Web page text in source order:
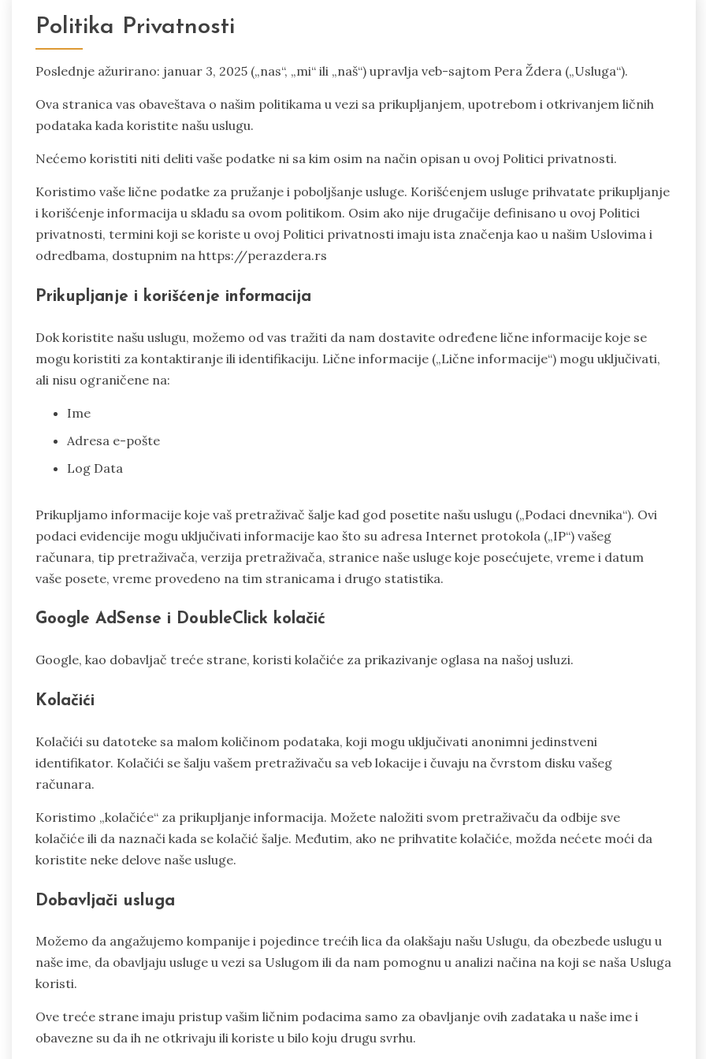
Politika Privatnosti
Poslednje ažurirano: januar 3, 2025 („nas“, „mi“ ili „naš“) upravlja veb-sajtom Pera Ždera („Usluga“).
Ova stranica vas obaveštava o našim politikama u vezi sa prikupljanjem, upotrebom i otkrivanjem ličnih
podataka kada koristite našu uslugu.
Nećemo koristiti niti deliti vaše podatke ni sa kim osim na način opisan u ovoj Politici privatnosti.
Koristimo vaše lične podatke za pružanje i poboljšanje usluge. Korišćenjem usluge prihvatate prikupljanje
i korišćenje informacija u skladu sa ovom politikom. Osim ako nije drugačije definisano u ovoj Politici
privatnosti, termini koji se koriste u ovoj Politici privatnosti imaju ista značenja kao u našim Uslovima i
odredbama, dostupnim na https://perazdera.rs
Prikupljanje i korišćenje informacija
Dok koristite našu uslugu, možemo od vas tražiti da nam dostavite određene lične informacije koje se
mogu koristiti za kontaktiranje ili identifikaciju. Lične informacije („Lične informacije“) mogu uključivati,
ali nisu ograničene na:
Ime
Adresa e-pošte
Log Data
Prikupljamo informacije koje vaš pretraživač šalje kad god posetite našu uslugu („Podaci dnevnika“). Ovi
podaci evidencije mogu uključivati informacije kao što su adresa Internet protokola („IP“) vašeg
računara, tip pretraživača, verzija pretraživača, stranice naše usluge koje posećujete, vreme i datum
vaše posete, vreme provedeno na tim stranicama i drugo statistika.
Google AdSense i DoubleClick kolačić
Google, kao dobavljač treće strane, koristi kolačiće za prikazivanje oglasa na našoj usluzi.
Kolačići
Kolačići su datoteke sa malom količinom podataka, koji mogu uključivati anonimni jedinstveni
identifikator. Kolačići se šalju vašem pretraživaču sa veb lokacije i čuvaju na čvrstom disku vašeg
računara.
Koristimo „kolačiće“ za prikupljanje informacija. Možete naložiti svom pretraživaču da odbije sve
kolačiće ili da naznači kada se kolačić šalje. Međutim, ako ne prihvatite kolačiće, možda nećete moći da
koristite neke delove naše usluge.
Dobavljači usluga
Možemo da angažujemo kompanije i pojedince trećih lica da olakšaju našu Uslugu, da obezbede uslugu u
naše ime, da obavljaju usluge u vezi sa Uslugom ili da nam pomognu u analizi načina na koji se naša Usluga
koristi.
Ove treće strane imaju pristup vašim ličnim podacima samo za obavljanje ovih zadataka u naše ime i
obavezne su da ih ne otkrivaju ili koriste u bilo koju drugu svrhu.